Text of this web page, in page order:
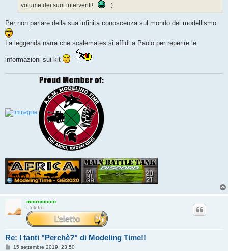
volume dei suoi interventi! )
Per non parlare della sua infinita conoscenza sul mondo del modellismo
La leggenda narra che scalemates si affidi a Paolo per reperire le
informazioni sui kit
microciccio
L'eletto
Re: I tanti "Perchè?" di Modeling Time!!
M
15 settembre 2019, 23:50